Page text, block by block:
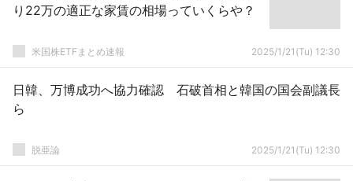
り22万の適正な家賃の相場っていくらや？
米国株ETFまとめ速報 2025/1/21(Tu) 12:30
日韓、万博成功へ協力確認 石破首相と韓国の国会副議長
ら
脱亜論 2025/1/21(Tu) 12:30